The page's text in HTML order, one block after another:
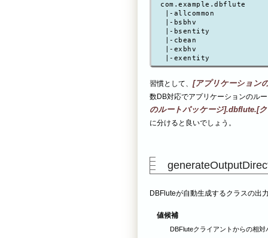
com.example.dbflute
|-allcommon
|-bsbhv
|-bsentity
|-cbean
|-exbhv
習慣として、 [アプリケーション
数DB対応でアプリケーションのル
のルートパッケージ].dbflute.[
に分けると良いでしょう。
DBFluteが自動生成するクラスの出
値候補
DBFluteクライアントからの相対